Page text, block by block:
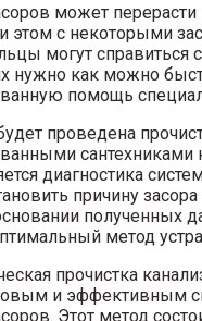
может
этом с некоторыми
могут справиться
нужно как можно
помощь
проведена
сантехниками
диагностика
причину
полученных
метод
прочистка
и эффективным
Этот метод